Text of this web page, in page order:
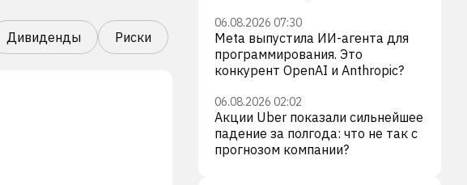
Дивиденды Риски
06.08.2026 07:30
Meta выпустила ИИ-агента для
программирования. Это
конкурент OpenAI и Anthropic?
06.08.2026 02:02
Акции Uber показали сильнейшее
падение за полгода: что не так с
прогнозом компании?